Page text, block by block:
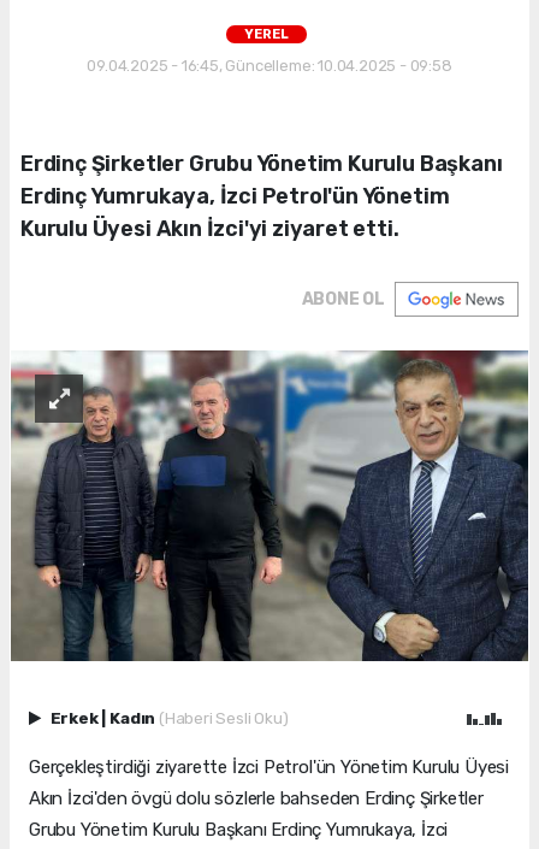
YEREL
09.04.2025 - 16:45, Güncelleme: 10.04.2025 - 09:58
Erdinç Şirketler Grubu Yönetim Kurulu Başkanı
Erdinç Yumrukaya, İzci Petrol'ün Yönetim
Kurulu Üyesi Akın İzci'yi ziyaret etti.
ABONE OL
Erkek Kadın (Haberi Sesli Oku)
Gerçekleştirdiği ziyarette İzci Petrol'ün Yönetim Kurulu Üyesi
Akın İzci'den övgü dolu sözlerle bahseden Erdinç Şirketler
Grubu Yönetim Kurulu Başkanı Erdinç Yumrukaya, İzci